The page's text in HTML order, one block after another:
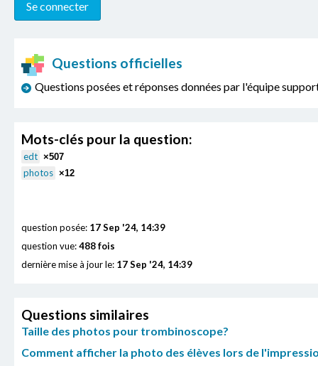
Questions officielles
Questions posées et réponses données par l'équipe
Mots-clés pour la question:
edt ×507
photos ×12
question posée: 17 Sep '24, 14:39
question vue:488 fois
dernière mise à jour le: 17 Sep '24, 14:39
Questions similaires
Taille des photos pour trombinoscope?
Comment afficher la photo des élèves lors de